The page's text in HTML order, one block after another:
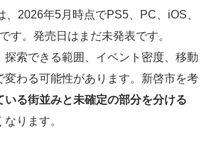
、2026年5月時点でPS5、PC、iOS、
す。発売日はまだ未発表です。
探索できる範囲、イベント密度、移動
変わる可能性があります。新啓市を考
いる街並みと未確定の部分を分ける
ります。